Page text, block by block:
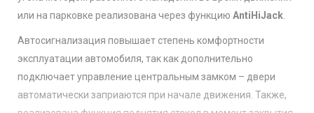
или на парковке реализована через функцию AntiHiJack
Автосигнализация повышает степень комфортности
эксплуатации автомобиля, так как дополнительно
подключает управление центральным замком – двери
автоматически заприаются при начале движения. Также,